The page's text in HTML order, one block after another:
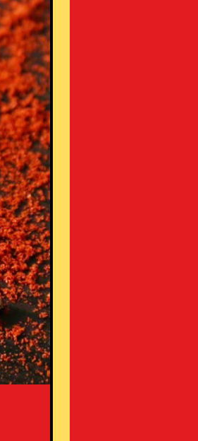
よる皮膚の早期
ちます。